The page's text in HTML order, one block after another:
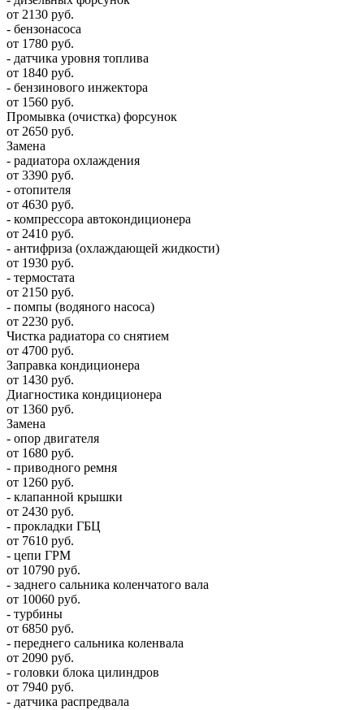
от 2130 руб.
- бензонасоса
от 1780 руб.
- датчика уровня топлива
от 1840 руб.
- бензинового инжектора
от 1560 руб.
Промывка (очистка) форсунок
от 2650 руб.
Замена
- радиатора охлаждения
от 3390 руб.
- отопителя
от 4630 руб.
- компрессора автокондиционера
от 2410 руб.
- антифриза (охлаждающей жидкости)
от 1930 руб.
- термостата
от 2150 руб.
- помпы (водяного насоса)
от 2230 руб.
Чистка радиатора со снятием
от 4700 руб.
Заправка кондиционера
от 1430 руб.
Диагностика кондиционера
от 1360 руб.
Замена
- опор двигателя
от 1680 руб.
- приводного ремня
от 1260 руб.
- клапанной крышки
от 2430 руб.
- прокладки ГБЦ
от 7610 руб.
- цепи ГРМ
от 10790 руб.
- заднего сальника коленчатого вала
от 10060 руб.
- турбины
от 6850 руб.
- переднего сальника коленвала
от 2090 руб.
- головки блока цилиндров
от 7940 руб.
- датчика распредвала